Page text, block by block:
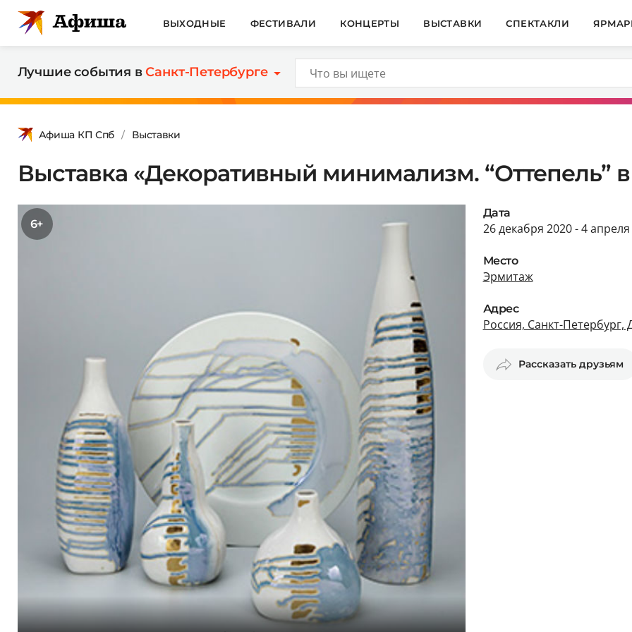
ВЫХОДНЫЕ ФЕСТИВАЛИ КОНЦЕРТЫ ВЫСТАВКИ СПЕКТАКЛИ
Лучшие события вСанкт-Петербурге
Афиша КП Спб Выставки
Выставка «Декоративный минимализм. “Оттепель”
6+
Дата
26 декабря 2020 - 4 апреля
Место
Эрмитаж
Адрес
Россия, Санкт-
Рассказать друзьям